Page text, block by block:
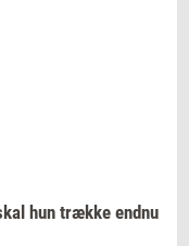
huntræk­ke endnu